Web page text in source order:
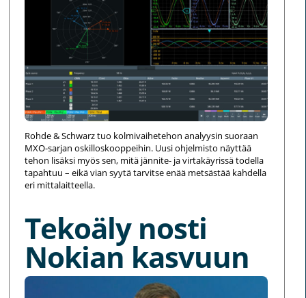
Rohde & Schwarz tuo kolmivaihetehon analyysin suoraan
MXO-sarjan oskilloskooppeihin. Uusi ohjelmisto näyttää
tehon lisäksi myös sen, mitä jännite- ja virtakäyrissä todella
tapahtuu – eikä vian syytä tarvitse enää metsästää kahdella
eri mittalaitteella.
Tekoäly nosti
Nokian kasvuun